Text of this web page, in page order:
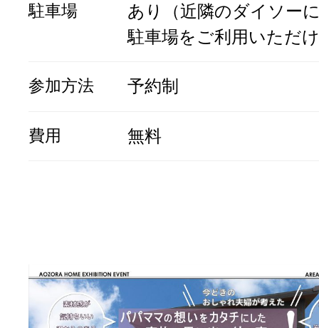
駐車場
あり（近隣のダイソー
駐車場をご利用いただ
参加方法 予約制
費用 無料